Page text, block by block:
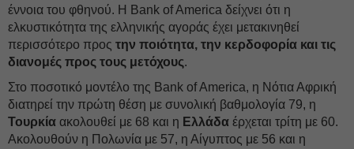
έννοια του φθηνού. Η Bank of America δείχνει ότι η
ελκυστικότητα της ελληνικής αγοράς έχει μετακινηθεί
περισσότερο προς την ποιότητα, την κερδοφορία και τις
διανομές προς τους μετόχους.
Στο ποσοτικό μοντέλο της Bank of America, η Νότια Αφρική
διατηρεί την πρώτη θέση με συνολική βαθμολογία 79, η
Τουρκία ακολουθεί με 68 και η Ελλάδα έρχεται τρίτη με 60.
Ακολουθούν η Πολωνία με 57, η Αίγυπτος με 56 και η